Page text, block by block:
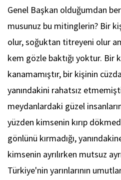
Genel Başkan olduğumdan
musunuz bu mitinglerin? Bir
olur, soğuktan titreyeni olur
kem gözle baktığı yoktur. Bir
kanamamıştır, bir kişinin
yanındakini rahatsız
meydanlardaki güzel
yüzden kimsenin kırıp
gönlünü kırmadığı,
kimsenin ayrılırken mutsuz
Türkiye'nin yarınlarının